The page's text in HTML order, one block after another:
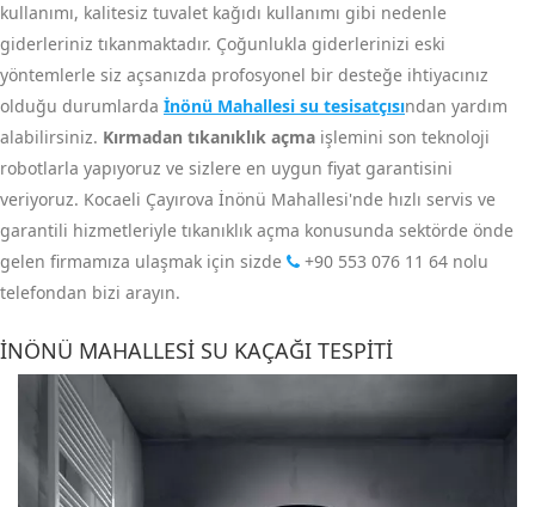
kullanımı, kalitesiz tuvalet kağıdı kullanımı gibi nedenle
giderleriniz tıkanmaktadır. Çoğunlukla giderlerinizi eski
yöntemlerle siz açsanızda profosyonel bir desteğe ihtiyacınız
olduğu durumlarda İnönü Mahallesi su tesisatçısından yardım
alabilirsiniz. Kırmadan tıkanıklık açma işlemini son teknoloji
robotlarla yapıyoruz ve sizlere en uygun fiyat garantisini
veriyoruz. Kocaeli Çayırova İnönü Mahallesi'nde hızlı servis ve
garantili hizmetleriyle tıkanıklık açma konusunda sektörde önde
gelen firmamıza ulaşmak için sizde
+90 553 076 11 64 nolu
telefondan bizi arayın.
İNÖNÜ MAHALLESI SU KAÇAĞI TESPITI